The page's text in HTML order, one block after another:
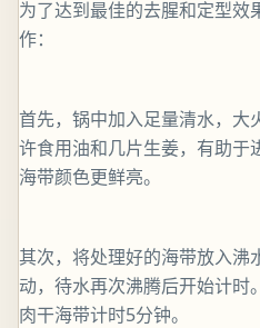
为了达到最佳的去腥和定型效
作：
首先，锅中加入足量清水，大
许食用油和几片生姜，有助于
海带颜色更鲜亮。
其次，将处理好的海带放入沸
动，待水再次沸腾后开始计时
肉干海带计时5分钟。